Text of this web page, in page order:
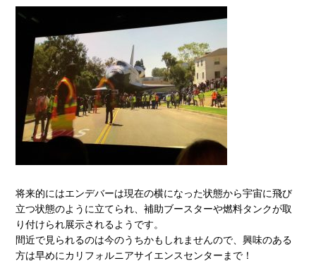
将来的にはエンデバーは現在の横になった状態から宇宙に飛び
立つ状態のように立てられ、補助ブースターや燃料タンクが取
り付けられ展示されるようです。
間近で見られるのは今のうちかもしれませんので、興味のある
方は早めにカリフォルニアサイエンスセンターまで！